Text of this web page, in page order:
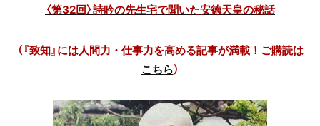
〈第32回〉詩吟の先生宅で聞いた安徳天皇の秘話
（『致知』には人間力・仕事力を高める記事が満載！ご購読は
こちら）